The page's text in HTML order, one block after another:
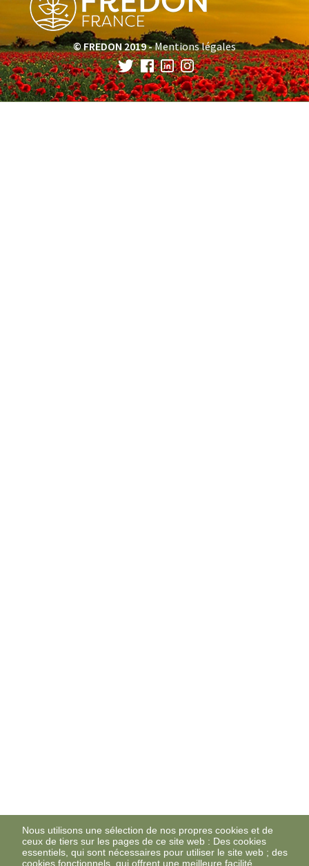
© FREDON 2019 -Mentions légales
Nous utilisons une sélection de nos propres cookies et de
ceux de tiers sur les pages de ce site web : Des cookies
essentiels, qui sont nécessaires pour utiliser le site web ; des
cookies fonctionnels, qui offrent une meilleure facilité